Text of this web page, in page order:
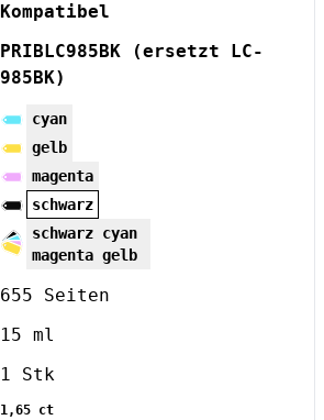
Kompatibel
PRIBLC985BK
(ersetzt LC-
985BK)
cyan
gelb
magenta
schwarz
schwarz cyan
magenta gelb
655 Seiten
15 ml
1 Stk
1,65 ct